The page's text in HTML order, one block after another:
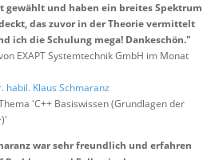
gewählt und haben ein breites Spektrum
das zuvor in der Theorie vermittelt
ich die Schulung mega! Dankeschön."
EXAPT Systemtechnik GmbH im Monat
habil. Klaus Schmaranz
'C++ Basiswissen (Grundlagen der
war sehr freundlich und erfahren